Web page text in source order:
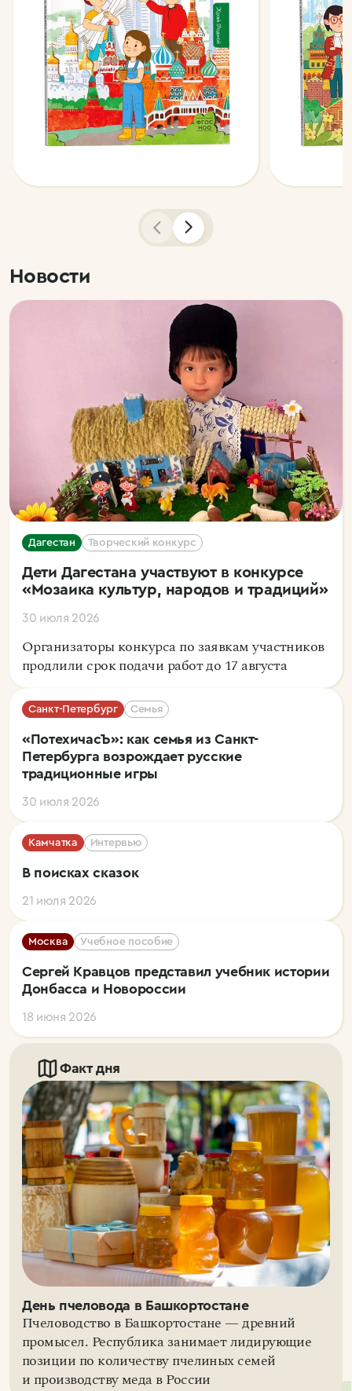
Новости
Дагестан Творческий конкурс
Дети Дагестана участвуют в конкурсе
«Мозаика культур, народов и традиций»
30 июля 2026
Организаторы конкурса по заявкам участников
продлили срок подачи работ до 17 августа
Санкт-Петербург Семья
«ПотехичасЪ»: как семья из Санкт-
Петербурга возрождает русские
традиционные игры
30 июля 2026
Камчатка Интервью
В поисках сказок
21 июля 2026
Москва Учебное пособие
Сергей Кравцов представил учебник истории
Донбасса и Новороссии
18 июня 2026
Факт дня
День пчеловода в Башкортостане
Пчеловодство в Башкортостане — древний
промысел. Республика занимает лидирующие
позиции по количеству пчелиных семей
и производству меда в России